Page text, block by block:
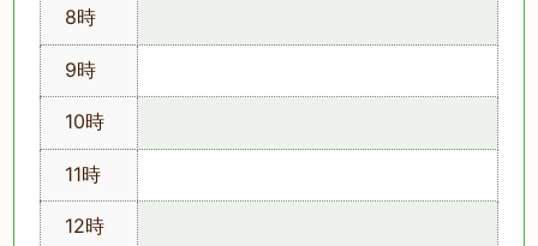
8時
9時
10時
11時
12時